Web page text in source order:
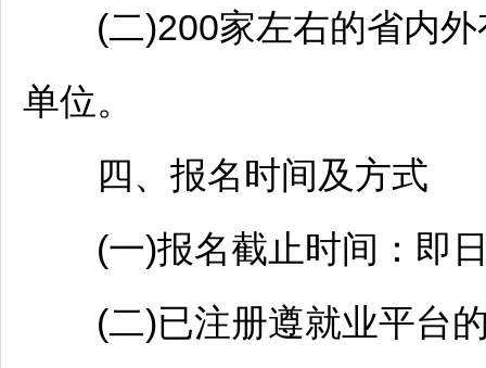
(二)200家左右的省内外
单位。
四、报名时间及方式
(一)报名截止时间：即日
(二)已注册遵就业平台的